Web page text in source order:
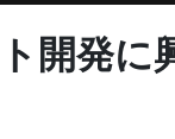
開発に